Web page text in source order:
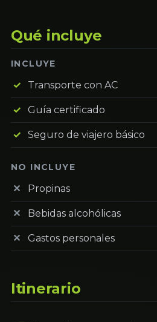
Qué incluye
INCLUYE
Transporte con AC
Guía certificado
Seguro de viajero básico
NO INCLUYE
Propinas
Bebidas alcohólicas
Gastos personales
Itinerario